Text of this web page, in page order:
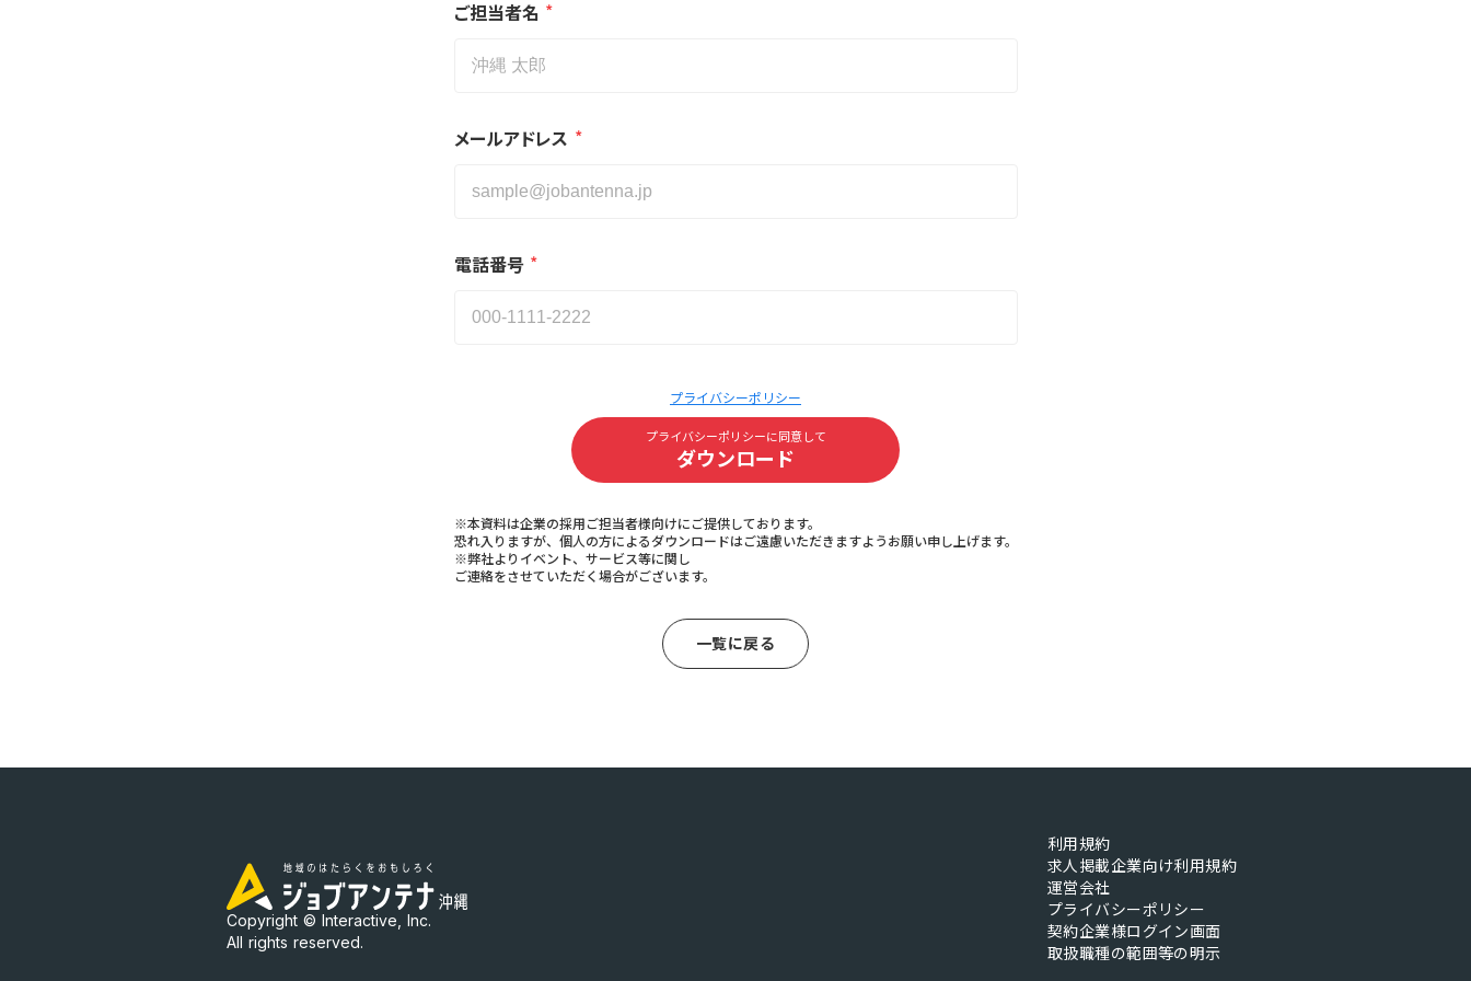
ご担当者名 *
メールアドレス *
電話番号 *
プライバシーポリシー
プライバシーポリシーに同意して
ダウンロード
※本資料は企業の採用ご担当者様向けにご提供しております。
恐れ入りますが、個人の方によるダウンロードはご遠慮いただきますようお願い申し上げます。
※弊社よりイベント、サービス等に関し
ご連絡をさせていただく場合がございます。
一覧に戻る
Copyright © Interactive, Inc.
All rights reserved.
利用規約
求人掲載企業向け利用規約
運営会社
プライバシーポリシー
契約企業様ログイン画面
取扱職種の範囲等の明示